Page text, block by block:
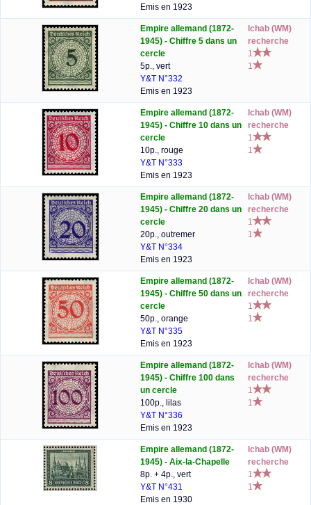
Emis en 1923
Empire allemand (1872-
1945) - Chiffre 5 dans un
cercle
5p., vert
Y&T N°332
Emis en 1923
lchab (WM)
recherche
1
1
Empire allemand (1872-
1945) - Chiffre 10 dans un
cercle
10p., rouge
Y&T N°333
Emis en 1923
lchab (WM)
recherche
1
1
Empire allemand (1872-
1945) - Chiffre 20 dans un
cercle
20p., outremer
Y&T N°334
Emis en 1923
lchab (WM)
recherche
1
1
Empire allemand (1872-
1945) - Chiffre 50 dans un
cercle
50p., orange
Y&T N°335
Emis en 1923
lchab (WM)
recherche
1
1
Empire allemand (1872-
1945) - Chiffre 100 dans
un cercle
100p., lilas
Y&T N°336
Emis en 1923
lchab (WM)
recherche
1
1
Empire allemand (1872-
1945) - Aix-la-Chapelle
8p. + 4p., vert
Y&T N°431
Emis en 1930
lchab (WM)
recherche
1
1